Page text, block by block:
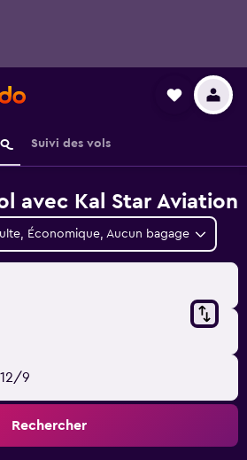
Suivi des vols
avec Kal Star Aviation
Économique, Aucun bagage
9
Rechercher